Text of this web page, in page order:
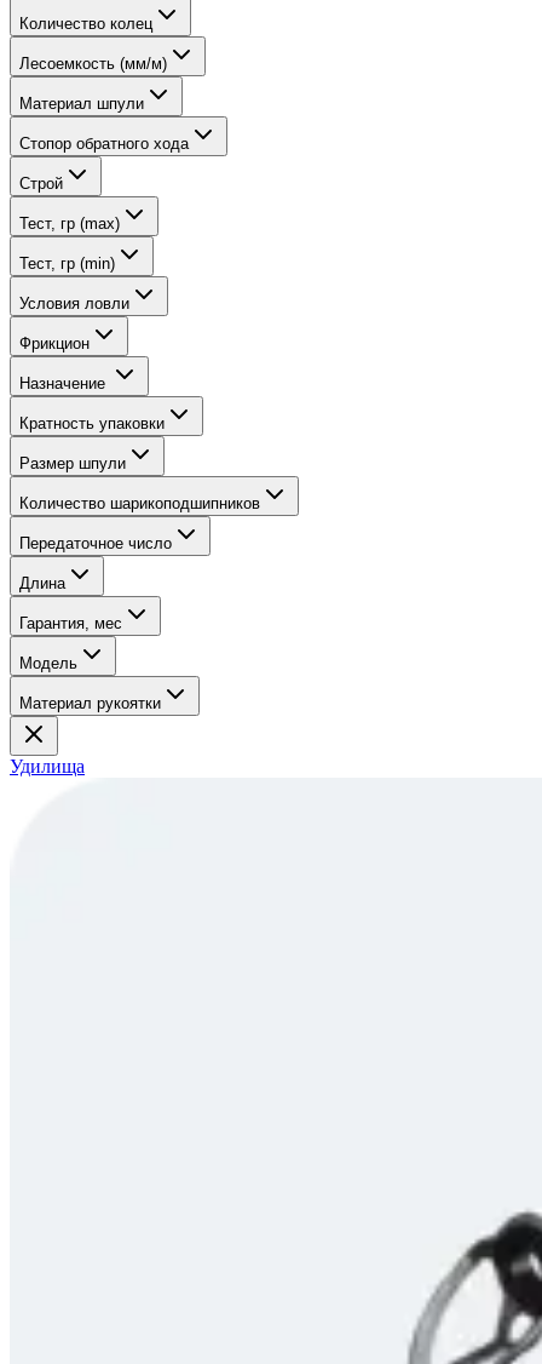
Количество колец
Лесоемкость (мм/м)
Материал шпули
Стопор обратного хода
Строй
Тест, гр (max)
Тест, гр (min)
Условия ловли
Фрикцион
Назначение
Кратность упаковки
Размер шпули
Количество шарикоподшипников
Передаточное число
Длина
Гарантия, мес
Модель
Материал рукоятки
Удилища